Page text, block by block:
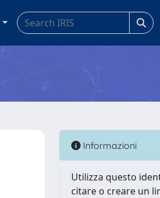
Informazioni
Utilizza questo
citare o creare un